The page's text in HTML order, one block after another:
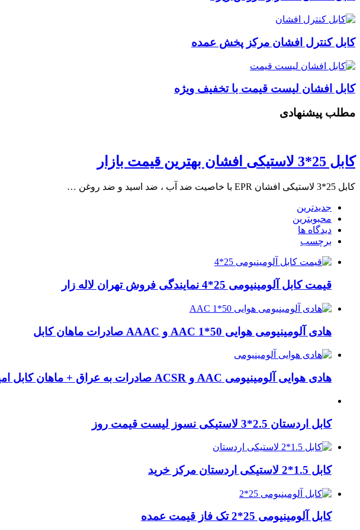
کابل کنترل افشان مرکز پخش عمده
کابل افشان لیست قیمت با تخفیف ویژه
مطلب پیشنهادی
کابل 25*3 لاستیکی افشان بهترین قیمت بازار
کابل 25*3 لاستیکی افشان EPR با خاصیت ضد آب ، ضد اسید و ضد روغن …
جدیدترین
محبوبترین
دیدگاه ها
برچسب
قیمت کابل آلومینیومی 25*4 نمایندگی فروش تهران لاله زار
هادی آلومینیومی هوایی 50*1 AAC و AAAC صادرات ماهان کابل
هادی هوایی آلومینیومی AAC و ACSR صادرات به عراق + ماهان کابل امیر
کابل اردستان 2.5*3 لاستیکی نسوز لیست قیمت روز
کابل 1.5*2 لاستیکی اردستان مرکز خرید
کابل آلومینیومی 25*2 تک فاز قیمت عمده